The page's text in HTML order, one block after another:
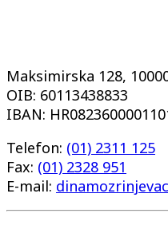
Maksimirska 128,
OIB: 60113438833
IBAN:
Telefon: (01) 2311 125
Fax: (01) 2328 951
E-mail: